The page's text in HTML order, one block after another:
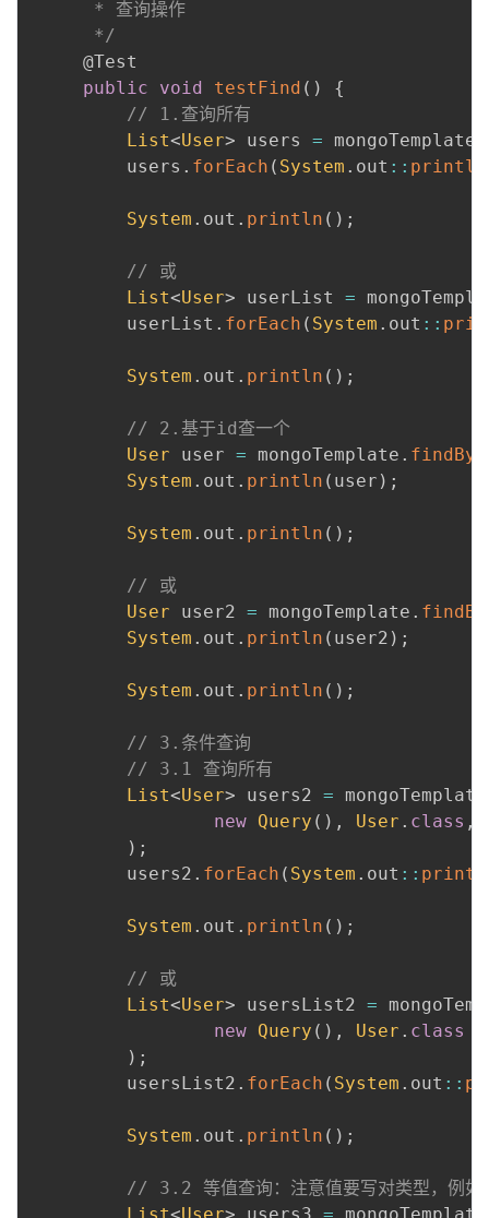
      * 查询操作
      */
@Test
public
void testFind ( )
{
// 1.查询所有
List<User> users = mongoTemplate
         users
. forEach ( System . out :: println
System . out . println ( ) ;
// 或
List<User> userList =
         userList
. forEach ( System . out ::
System . out . println ( ) ;
// 2.基于id查一个
User user = mongoTemplate .
System . out . println ( user ) ;
System . out . println ( ) ;
// 或
User user2 = mongoTemplate .
System . out . println ( user2 ) ;
System . out . println ( ) ;
// 3.条件查询
// 3.1 查询所有
List<User> users2 = mongoTemplate
new Query ( ) , User . class ,
) ;
         users2
. forEach ( System . out ::
System . out . println ( ) ;
// 或
List<User> usersList2 =
new Query ( ) , User . class
) ;
         usersList2
. forEach ( System . out ::
System . out . println ( ) ;
// 3.2 等值查询：注意值要写对类型，例